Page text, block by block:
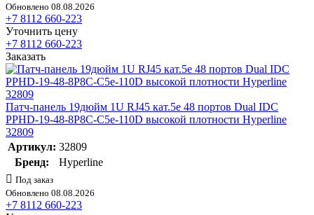
Обновлено 08.08.2026
+7 8112 660-223
Уточнить цену
+7 8112 660-223
Заказать
Патч-панель 19дюйм 1U RJ45 кат.5e 48 портов Dual IDC
PPHD-19-48-8P8C-C5e-110D высокой плотности Hyperline
32809
Артикул: 32809
Бренд:
Hyperline
Под заказ
Обновлено 08.08.2026
+7 8112 660-223